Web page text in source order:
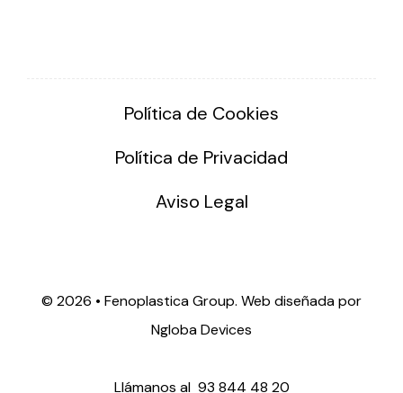
Política de Cookies
Política de Privacidad
Aviso Legal
© 2026 • Fenoplastica Group. Web diseñada por
Ngloba Devices
Llámanos al 93 844 48 20